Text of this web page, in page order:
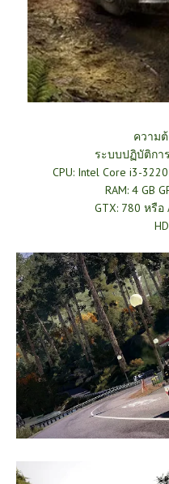
ความ
ระบบปฏิบัติการ
CPU: Intel Core i3-
RAM: 4 GB
GTX: 780 หรือ